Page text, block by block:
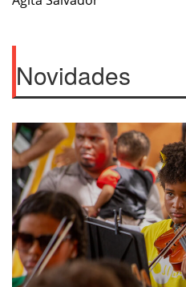
navigation
Novidades